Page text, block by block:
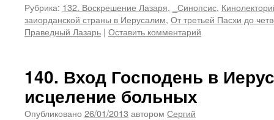
Рубрика: 132. Воскрешение Лазаря, _Синопсис,
заиорданской страны в Иерусалим, От третьей Пасхи до
Праведный Лазарь | Оставить комментарий
140. Вход Господень в
исцеление больных
Опубликовано 26/01/2013 автором Сергий